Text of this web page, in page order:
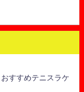
すすめテニスラケ